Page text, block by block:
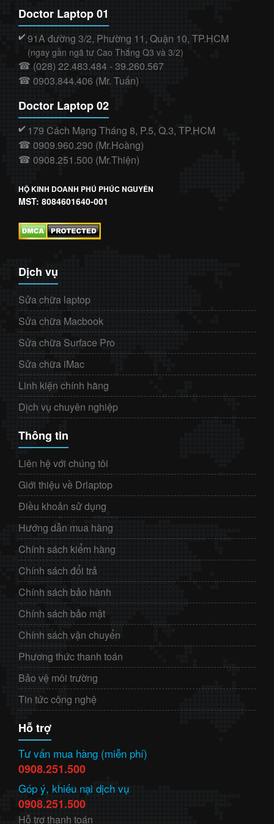
Doctor Laptop 01
✔️ 91A đường 3/2, Phường 11, Quận 10, TP.HCM
(ngay gần ngã tư Cao Thắng Q3 và 3/2)
☎ (028) 22.483.484 - 39.260.567
☎ 0903.844.406 (Mr. Tuấn)
Doctor Laptop 02
✔️ 179 Cách Mạng Tháng 8, P.5, Q.3, TP.HCM
☎ 0909.960.290 (Mr.Hoàng)
☎ 0908.251.500 (Mr.Thiện)
HỘ KINH DOANH PHÚ PHÚC NGUYÊN
MST: 8084601640-001
Dịch vụ
Sửa chữa laptop
Sửa chữa Macbook
Sửa chữa Surface Pro
Sửa chữa iMac
Linh kiện chính hãng
Dịch vụ chuyên nghiệp
Thông tin
Liên hệ với chúng tôi
Giới thiệu về Drlaptop
Điều khoản sử dụng
Hướng dẫn mua hàng
Chính sách kiểm hàng
Chính sách đổi trả
Chính sách bảo hành
Chính sách bảo mật
Chính sách vận chuyển
Phương thức thanh toán
Bảo vệ môi trường
Tin tức công nghệ
Hỗ trợ
Tư vấn mua hàng (miễn phí)
0908.251.500
Góp ý, khiếu nại dịch vụ
0908.251.500
Hỗ trợ thanh toán